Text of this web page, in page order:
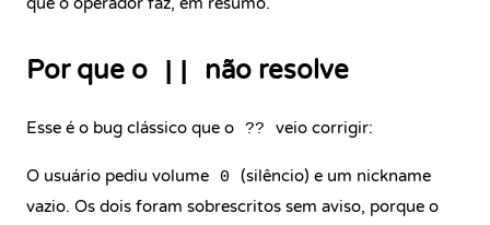
Por que o não resolve
Esse é o bug clássico que o ?? veio corrigir:
O usuário pediu volume 0
(silêncio) e um nickname
vazio. Os dois foram sobrescritos sem aviso, porque o